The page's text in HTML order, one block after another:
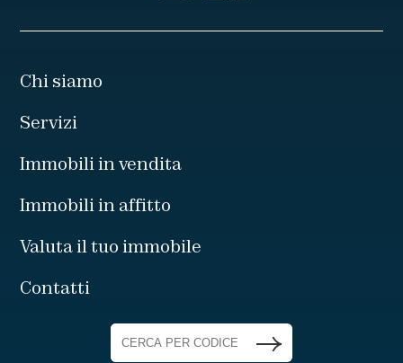
Chi siamo
Servizi
Immobili in vendita
Immobili in affitto
Valuta il tuo immobile
Contatti